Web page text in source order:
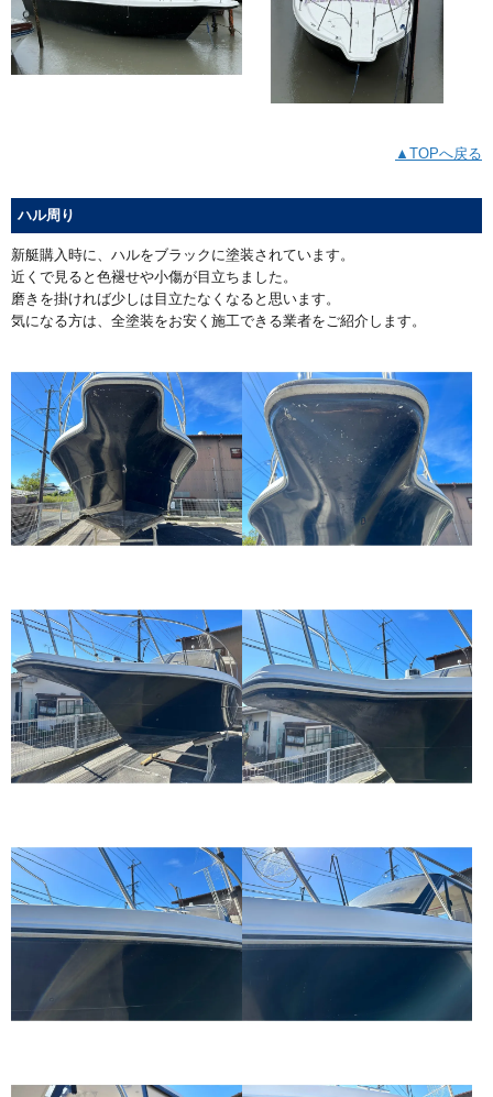
▲TOPへ戻る
ハル周り
新艇購入時に、ハルをブラックに塗装されています。
近くで見ると色褪せや小傷が目立ちました。
磨きを掛ければ少しは目立たなくなると思います。
気になる方は、全塗装をお安く施工できる業者をご紹介します。